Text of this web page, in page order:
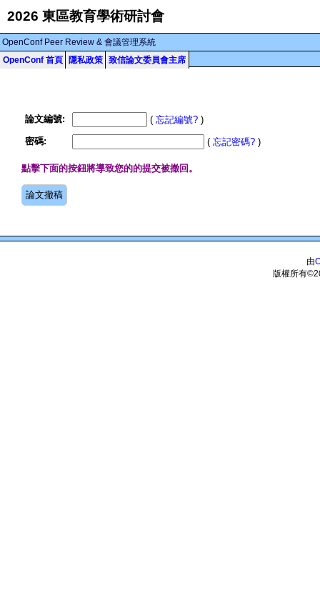
2026 東區教育學術研討會
OpenConf Peer Review & 會議管理系統
OpenConf 首頁
隱私政策 致信論文委員會主席
論文編號: ( 忘記編號? )
密碼: ( 忘記密碼? )
點擊下面的按鈕將導致您的的提交被撤回。
由
版權所有